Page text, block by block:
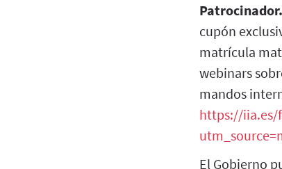
Patrocinador.
cupón
matrícula
webinars
mandos
https://iia.es/
El Gobierno